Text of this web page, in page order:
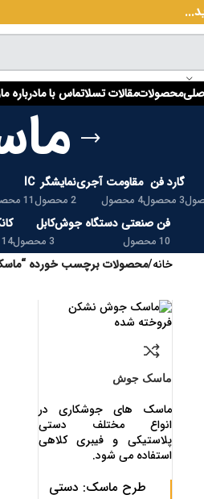
محصولاتمقالات تسلاتماس با مادرباره ما
گارد فن
3 محصول
مقاومت آجری
4 محصول
نمایشگر
2 محصول
IC
11 محصول
فن صنعتی دستگاه جوش
10 محصول
کابل
3 محصول 14 محصول
خانه/محصولات برچسب خورده
فروخته شده
ماسک جوش
ماسک های جوشکاری در
انواع مختلف دستی
پلاستیکی و فیبری کلاهی
استفاده می شود.
طرح ماسک: دستی